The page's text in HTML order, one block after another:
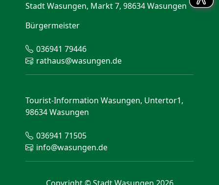
Stadt Wasungen, Markt 7, 98634 Wasungen
Bürgermeister
036941 79446
rathaus@wasungen.de
Tourist-Information Wasungen, Untertor1,
98634 Wasungen
036941 71505
info@wasungen.de